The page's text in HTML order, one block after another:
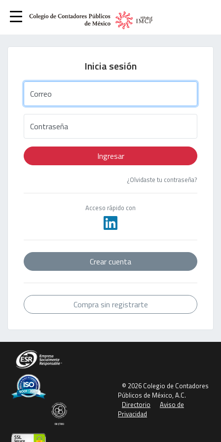
Inicia sesión
Correo
Contraseña
Ingresar
¿Olvidaste tu contraseña?
Acceso rápido con
Crear cuenta
Compra sin registrarte
© 2026 Colegio de Contadores
Públicos de México, A.C.
Directorio
Aviso de
Privacidad